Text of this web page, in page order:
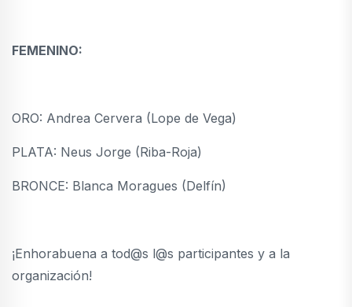
FEMENINO:
ORO: Andrea Cervera (Lope de Vega)
PLATA: Neus Jorge (Riba-Roja)
BRONCE: Blanca Moragues (Delfín)
¡Enhorabuena a tod@s l@s participantes y a la
organización!